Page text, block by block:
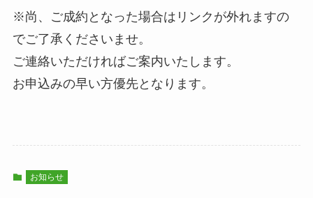
※尚、ご成約となった場合はリンクが外れますの
でご了承くださいませ。
ご連絡いただければご案内いたします。
お申込みの早い方優先となります。
お知らせ